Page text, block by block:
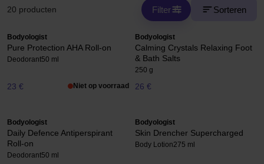
20 producten Filter Sorteren
Bodyologist
Pure Protection AHA Roll-on
Deodorant50 ml
23 € Niet op voorraad
Bodyologist
Calming Crystals Relaxing Foot
& Bath Salts
250 g
26 €
Bodyologist
Daily Defence Antiperspirant
Roll-on
Deodorant50 ml
Bodyologist
Skin Drencher Supercharged
Body Lotion275 ml